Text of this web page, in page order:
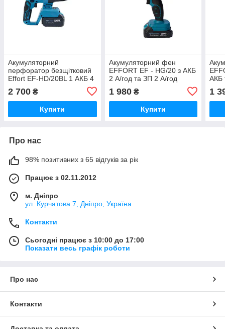
Акумуляторний
перфоратор безщітковий
Effort EF-HD/20BL 1 АКБ 4
2 700 ₴
Купити
Акумуляторний фен
EFFORT EF - HG/20 з АКБ
2 А/год та ЗП 2 А/год
1 980₴
Купити
АКБ
1
Про нас
98% позитивних з 65 відгуків за рік
Працює з 02.11.2012
м. Дніпро
ул. Курчатова 7, Дніпро, Україна
Контакти
Сьогодні працює з 10:00 до 17:00
Показати весь графік роботи
Про нас
Контакти